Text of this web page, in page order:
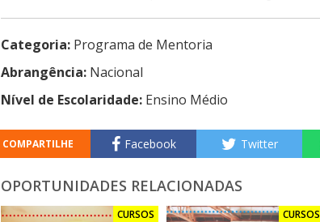
Categoria: Programa de Mentoria
Abrangência: Nacional
Nível de Escolaridade: Ensino Médio
COMPARTILHE Facebook Twitter
OPORTUNIDADES RELACIONADAS
CURSOS CURSOS